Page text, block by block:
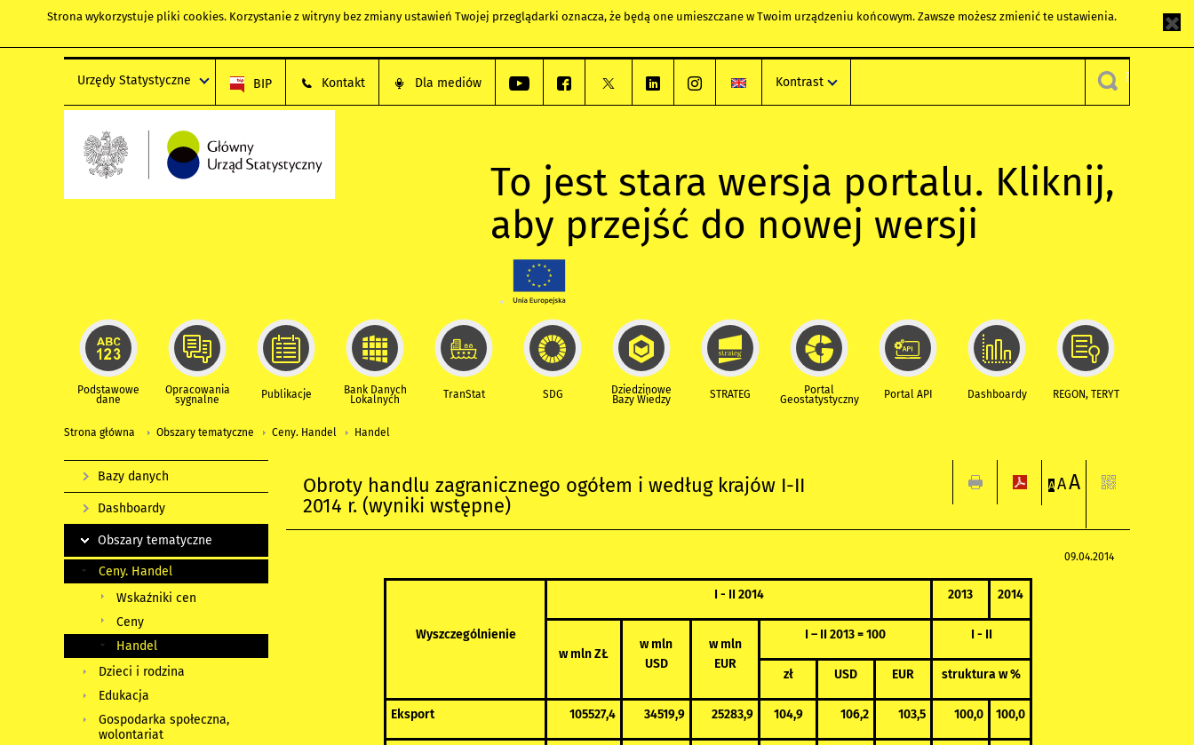
Strona wykorzystuje pliki cookies. Korzystanie z witryny bez zmiany ustawień Twojej przeglądarki oznacza, że będą one umieszczane w Twoim urządzeniu końcowym. Zawsze możesz zmienić te ustawienia.
Urzędy Statystyczne BIP Kontakt Dla mediów Kontrast
To jest stara wersja portalu. Kliknij,
aby przejść do nowej wersji
Podstawowe
dane
Opracowania
sygnalne Publikacje Bank Danych
Lokalnych TranStat SDG Dziedzinowe
Bazy Wiedzy STRATEG Portal
Geostatystyczny Portal API Dashboardy REGON, TERYT
Strona główna Obszary tematyczne Ceny. Handel Handel
Obroty handlu zagranicznego ogółem i według krajów I-II
2014 r. (wyniki wstępne)
A AA
09.04.2014
Wyszczególnienie
I - II 2014 2013 2014
w mln ZŁ
w mln
USD
w mln
EUR
I – II 2013 = 100 I - II
zł USD EUR struktura w %
Eksport 105527,4 34519,9 25283,9 104,9 106,2 103,5 100,0 100,0
Bazy danych
Dashboardy
Obszary tematyczne
Ceny. Handel
Wskaźniki cen
Ceny
Handel
Dzieci i rodzina
Edukacja
Gospodarka społeczna,
wolontariat